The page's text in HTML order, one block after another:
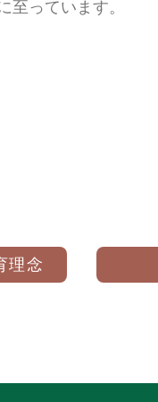
っています。
理念